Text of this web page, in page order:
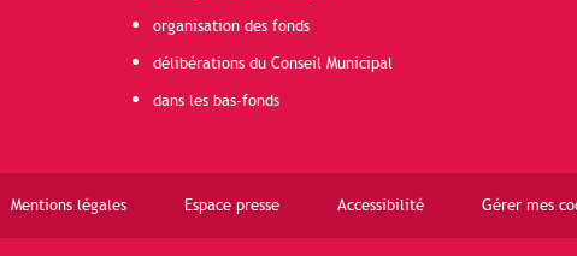
organisation des fonds
délibérations du Conseil Municipal
dans les bas-fonds
Mentions légales Espace presse Accessibilité Gérer mes